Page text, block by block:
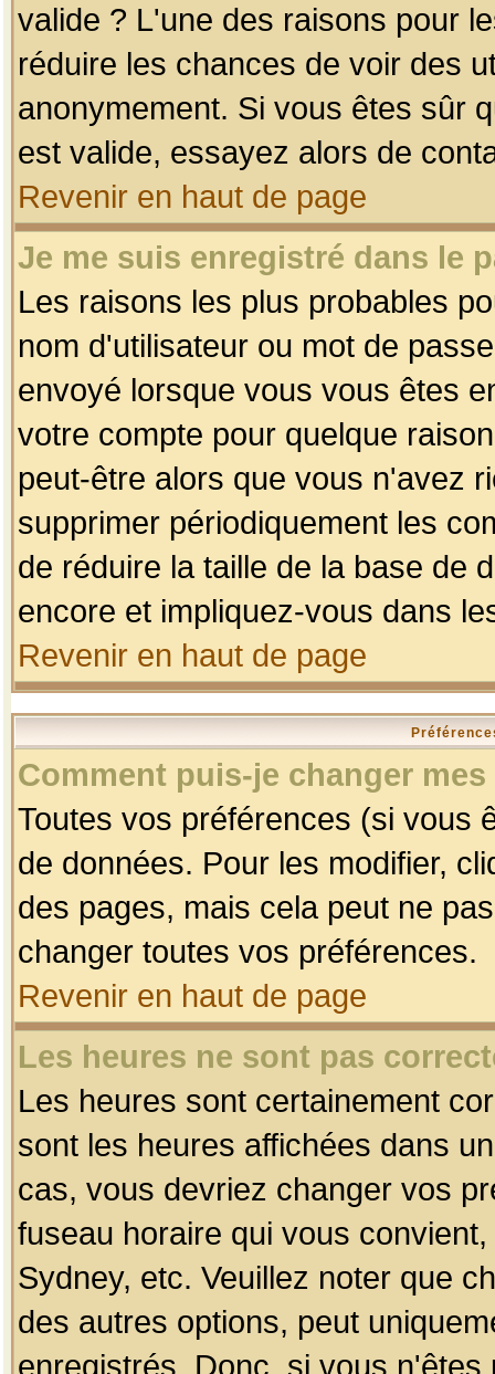
valide ? L'une des raisons pour
réduire les chances de voir des
anonymement. Si vous êtes sûr
est valide, essayez alors de
Revenir en haut de page
Je me suis enregistré dans le
Les raisons les plus probables
nom d'utilisateur ou mot de
envoyé lorsque vous vous êtes
votre compte pour quelque
peut-être alors que vous n'avez
supprimer périodiquement les
de réduire la taille de la base de
encore et impliquez-vous dans
Revenir en haut de page
Comment puis-je changer
Toutes vos préférences (si vous
de données. Pour les modifier,
des pages, mais cela peut ne
changer toutes vos préférences.
Revenir en haut de page
Les heures ne sont pas
Les heures sont certainement
sont les heures affichées dans
cas, vous devriez changer vos
fuseau horaire qui vous
Sydney, etc. Veuillez noter que
des autres options, peut
enregistrés. Donc, si vous